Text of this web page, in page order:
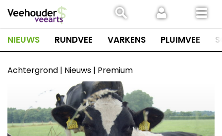
naar
inhoud
NIEUWS RUNDVEE VARKENS PLUIMVEE
Achtergrond | Nieuws | Premium